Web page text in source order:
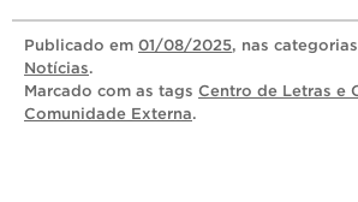
Publicado em 01/08/2025, nas categorias
Notícias.
Marcado com as tags Centro de Letras e
Comunidade Externa.